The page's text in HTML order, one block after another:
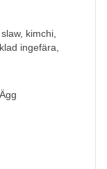
kimchi,
ingefära,